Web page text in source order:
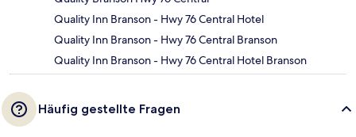
Quality Inn Branson - Hwy 76 Central Hotel
Quality Inn Branson - Hwy 76 Central Branson
Quality Inn Branson - Hwy 76 Central Hotel Branson
Häufig gestellte Fragen